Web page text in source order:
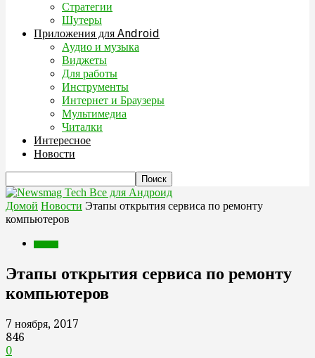
Стратегии
Шутеры
Приложения для Android
Аудио и музыка
Виджеты
Для работы
Инструменты
Интернет и Браузеры
Мультимедиа
Читалки
Интересное
Новости
Все для Андроид
Домой Новости Этапы открытия сервиса по ремонту
компьютеров
Этапы открытия сервиса по ремонту
компьютеров
7 ноября, 2017
846
0